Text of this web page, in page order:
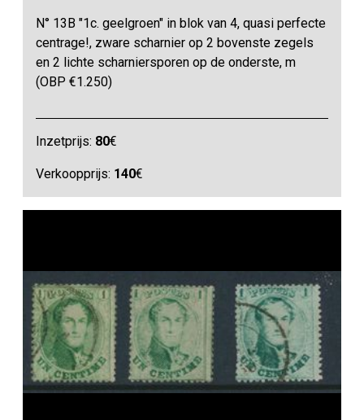
N° 13B "1c. geelgroen" in blok van 4, quasi perfecte
centrage!, zware scharnier op 2 bovenste zegels
en 2 lichte scharniersporen op de onderste, m
(OBP €1.250)
Inzetprijs: 80€
Verkoopprijs: 140€